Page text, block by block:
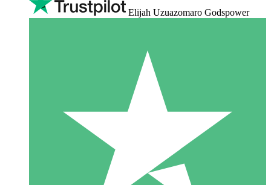
Elijah Uzuazomaro Godspower